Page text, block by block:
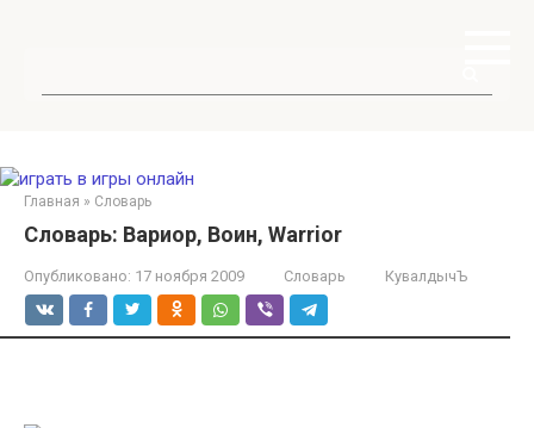
Главная » Словарь
Словарь: Вариор, Воин, Warrior
Опубликовано: 17 ноября 2009 Словарь КувалдычЪ